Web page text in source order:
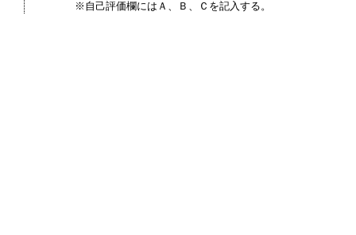
※自己評価欄にはＡ、Ｂ、Ｃを記入する。